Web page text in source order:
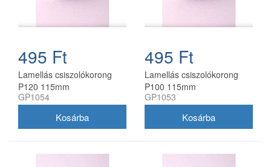
495 Ft
Lamellás csiszolókorong
P120 115mm
GP1054
495 Ft
Lamellás csiszolókorong
P100 115mm
GP1053